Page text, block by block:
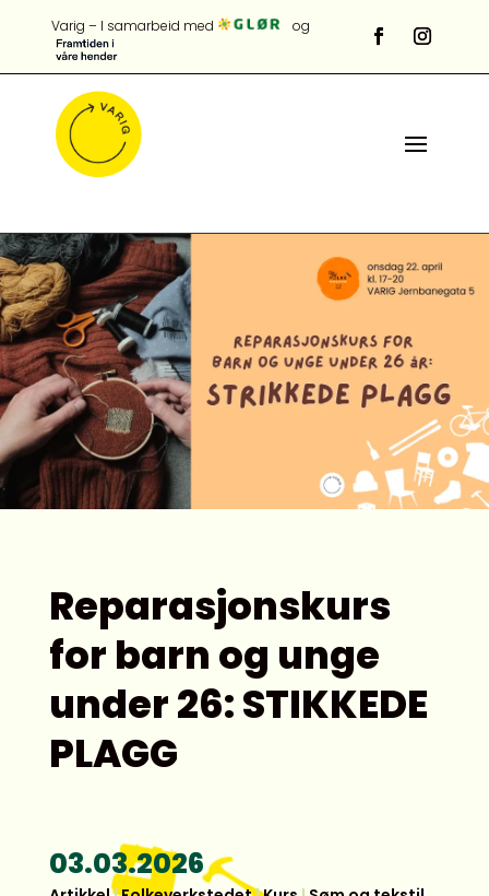
Varig – I samarbeid med og
Reparasjonskurs
for barn og unge
under 26: STIKKEDE
PLAGG
03.03.2026